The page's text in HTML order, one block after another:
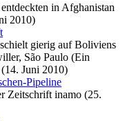
in Afghanistan
2010)
gierig auf Boliviens
São Paulo (Ein
Juni 2010)
Pipeline
Zeitschrift inamo (25.